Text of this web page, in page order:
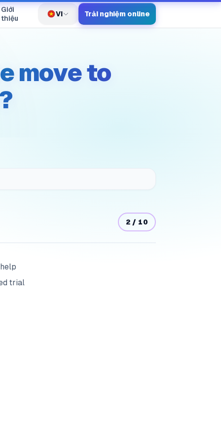
Giới
thiệu
Chuyển ngôn ngữ
VI Trải nghiệm online
move to
2 / 10
trial